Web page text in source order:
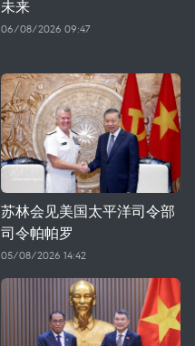
未来
06/08/2026 09:47
苏林会见美国太平洋司令部
司令帕帕罗
05/08/2026 14:42